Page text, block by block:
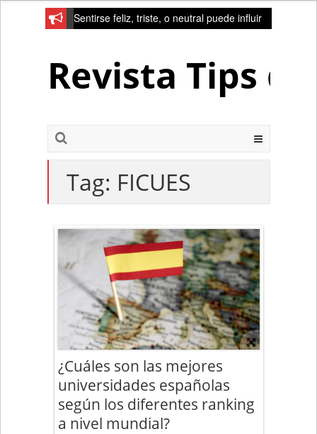
Sentirse feliz, triste, o neutral puede influir
Revista Tips
Tag: FICUES
¿Cuáles son las mejores
universidades españolas
según los diferentes ranking
a nivel mundial?